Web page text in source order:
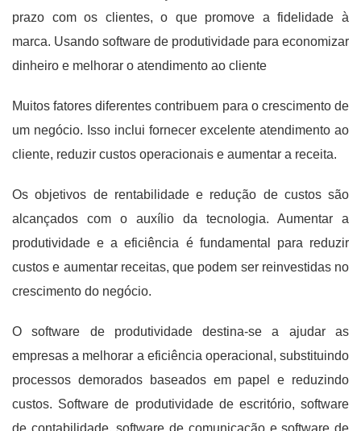
prazo com os clientes, o que promove a fidelidade à
marca. Usando software de produtividade para economizar
dinheiro e melhorar o atendimento ao cliente
Muitos fatores diferentes contribuem para o crescimento de
um negócio. Isso inclui fornecer excelente atendimento ao
cliente, reduzir custos operacionais e aumentar a receita.
Os objetivos de rentabilidade e redução de custos são
alcançados com o auxílio da tecnologia. Aumentar a
produtividade e a eficiência é fundamental para reduzir
custos e aumentar receitas, que podem ser reinvestidas no
crescimento do negócio.
O software de produtividade destina-se a ajudar as
empresas a melhorar a eficiência operacional, substituindo
processos demorados baseados em papel e reduzindo
custos. Software de produtividade de escritório, software
de contabilidade, software de comunicação e software de